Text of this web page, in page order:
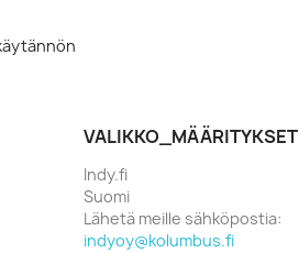
VALIKKO_MÄÄRITYKSET
Indy.fi
Suomi
Lähetä meille sähköpostia:
indyoy@kolumbus.fi